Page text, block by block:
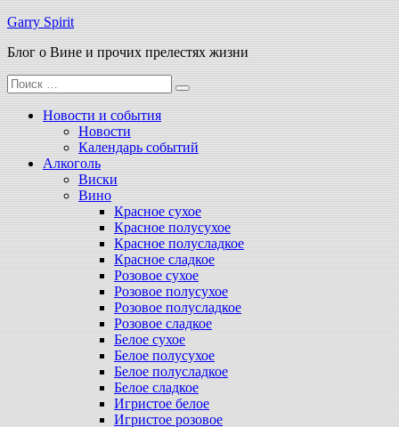
Перейти
содержимому
Garry Spirit
Блог о Вине и прочих прелестях жизни
Поиск
для:
Новости и события
Новости
Календарь событий
Алкоголь
Виски
Вино
Красное сухое
Красное полусухое
Красное полусладкое
Красное сладкое
Розовое сухое
Розовое полусухое
Розовое полусладкое
Розовое сладкое
Белое сухое
Белое полусухое
Белое полусладкое
Белое сладкое
Игристое белое
Игристое розовое